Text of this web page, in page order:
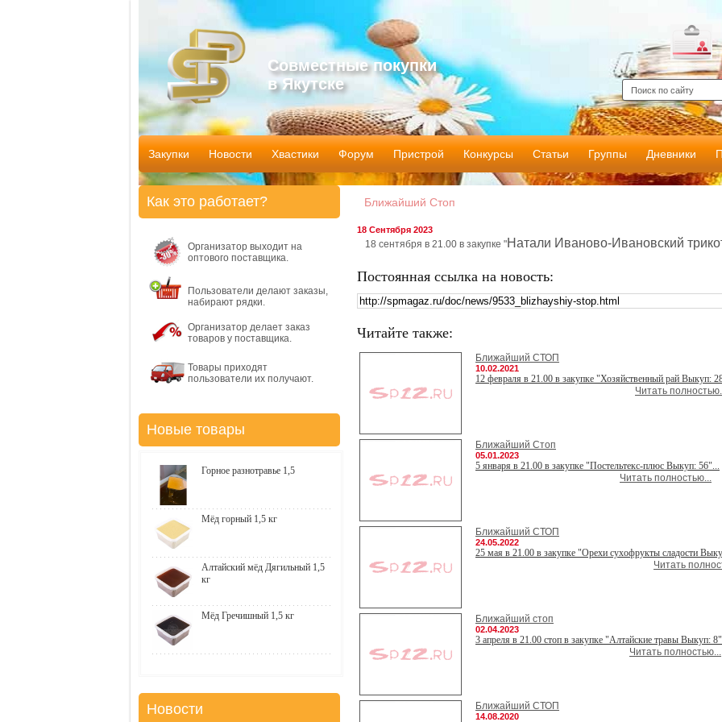
Совместные покупки
в Якутске
Закупки Новости Хвастики Форум Пристрой Конкурсы Статьи Группы Дневники
Ближайший Стоп
18 Сентября 2023
18 сентября в 21.00 в закупке "Натали Иваново-Ивановский
Постоянная ссылка на новость:
Читайте также:
Ближайший СТОП
10.02.2021
12 февраля в 21.00 в закупке "Хозяйственный рай Выкуп:
Читать
Ближайший Стоп
05.01.2023
5 января в 21.00 в закупке "Постельтекс-плюс Выкуп: 56"...
Читать полностью...
Ближайший СТОП
24.05.2022
25 мая в 21.00 в закупке "Орехи сухофрукты сладости
Читать
Ближайший стоп
02.04.2023
3 апреля в 21.00 стоп в закупке "Алтайские травы Выкуп:
Читать полностью...
Ближайший СТОП
14.08.2020
Как это работает?
Организатор выходит на
оптового поставщика.
Пользователи делают заказы,
набирают рядки.
Организатор делает заказ
товаров у поставщика.
Товары приходят
пользователи их получают.
Новые товары
Горное разнотравье 1,5
Мёд горный 1,5 кг
Алтайский мёд Дягильный 1,5
кг
Мёд Гречишный 1,5 кг
Новости